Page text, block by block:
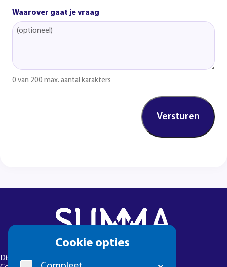
Cookie opties
Waarover gaat je vraag
0 van 200 max. aantal karakters
Disclaimer